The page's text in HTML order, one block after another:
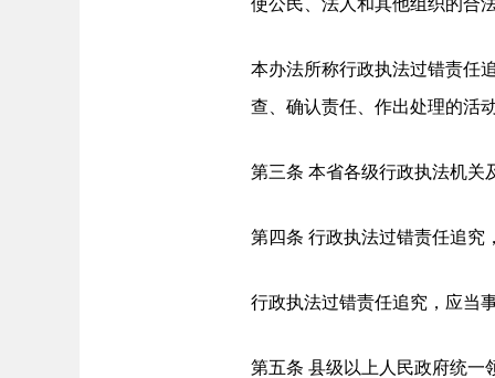
使公民、法人和其他组织的合
本办法所称行政执法过错责任
查、确认责任、作出处理的活
第三条 本省各级行政执法机关
第四条 行政执法过错责任追究
行政执法过错责任追究，应当
第五条 县级以上人民政府统一